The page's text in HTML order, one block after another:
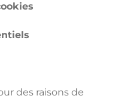
des raisons de